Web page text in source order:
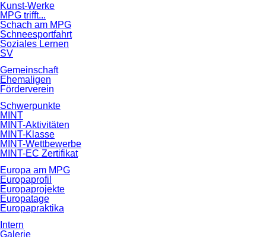
Kunst-Werke
MPG trifft...
Schach am MPG
Schneesportfahrt
Soziales Lernen
SV
Gemeinschaft
Ehemaligen
Förderverein
Schwerpunkte
MINT
MINT-Aktivitäten
MINT-Klasse
MINT-Wettbewerbe
MINT-EC Zertifikat
Europa am MPG
Europaprofil
Europaprojekte
Europatage
Europapraktika
Intern
Galerie